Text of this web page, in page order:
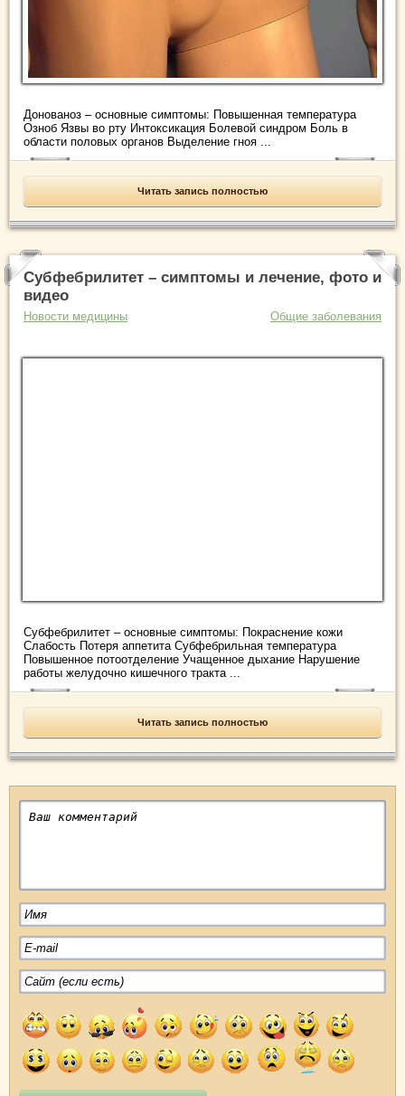
Донованоз – основные симптомы: Повышенная температура
Озноб Язвы во рту Интоксикация Болевой синдром Боль в
области половых органов Выделение гноя ...
Читать запись полностью
Субфебрилитет – симптомы и лечение, фото и
видео
Новости медицины Общие заболевания
Субфебрилитет – основные симптомы: Покраснение кожи
Слабость Потеря аппетита Субфебрильная температура
Повышенное потоотделение Учащенное дыхание Нарушение
работы желудочно кишечного тракта ...
Читать запись полностью